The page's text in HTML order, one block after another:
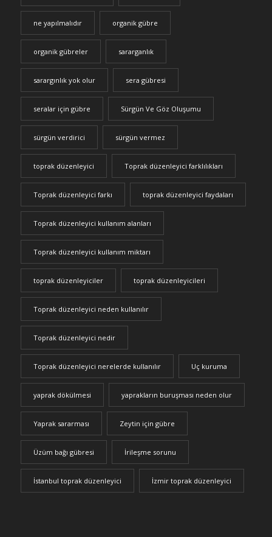
ne yapılmalıdır organik gübre
organik gübreler sararganlık
sarargınlık yok olur sera gübresi
seralar için gübre Sürgün Ve Göz Oluşumu
sürgün verdirici sürgün vermez
toprak düzenleyici Toprak düzenleyici farklılıkları
Toprak düzenleyici farkı toprak düzenleyici faydaları
Toprak düzenleyici kullanım alanları
Toprak düzenleyici kullanım miktarı
toprak düzenleyiciler toprak düzenleyicileri
Toprak düzenleyici neden kullanılır
Toprak düzenleyici nedir
Toprak düzenleyici nerelerde kullanılır Uç kuruma
yaprak dökülmesi yaprakların buruşması neden olur
Yaprak sararması Zeytin için gübre
Üzüm bağı gübresi İrileşme sorunu
İstanbul toprak düzenleyici İzmir toprak düzenleyici